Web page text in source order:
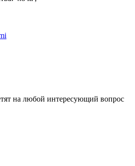
на любой интересующий вопрос